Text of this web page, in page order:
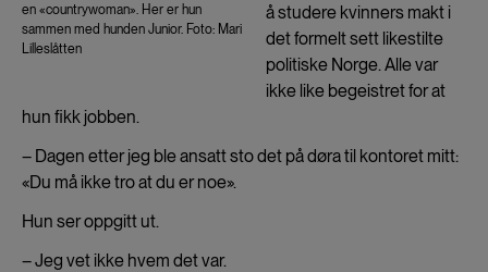
en «countrywoman». Her er hun
sammen med hunden Junior. Foto: Mari
Lilleslåtten
å studere kvinners makt i
det formelt sett likestilte
politiske Norge. Alle var
ikke like begeistret for at
hun fikk jobben.
– Dagen etter jeg ble ansatt sto det på døra til kontoret mitt:
«Du må ikke tro at du er noe».
Hun ser oppgitt ut.
– Jeg vet ikke hvem det var.